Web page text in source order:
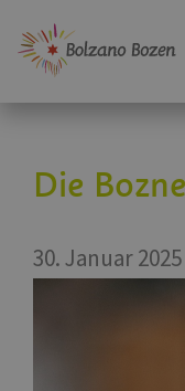
Die
30. Januar 2025